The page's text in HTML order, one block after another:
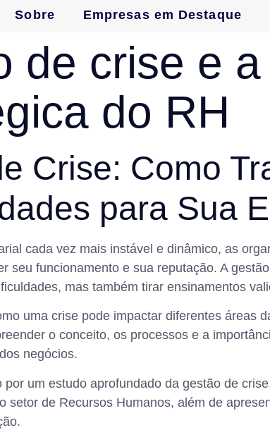
Sobre Empresas em Destaque
de crise e
do RH
Crise: Como
para Sua
cada vez mais instável e dinâmico, as
seu funcionamento e sua reputação. A
mas também tirar ensinamentos
uma crise pode impactar diferentes áreas
o conceito, os processos e a
negócios.
por um estudo aprofundado da gestão de
setor de Recursos Humanos, além de